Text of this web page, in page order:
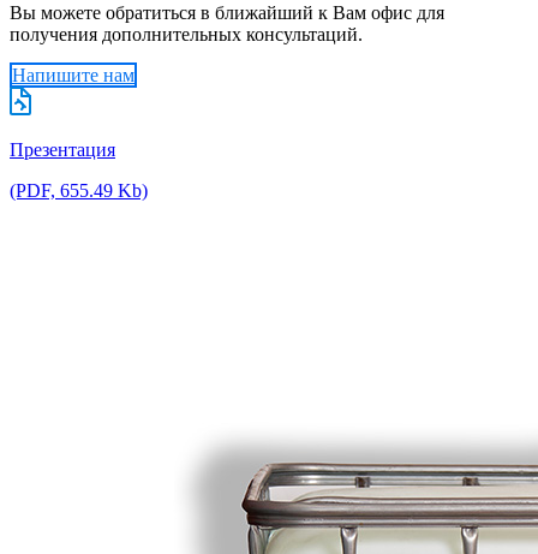
Вы можете обратиться в ближайший к Вам офис для
получения дополнительных консультаций.
Напишите нам
Презентация
(PDF, 655.49 Kb)